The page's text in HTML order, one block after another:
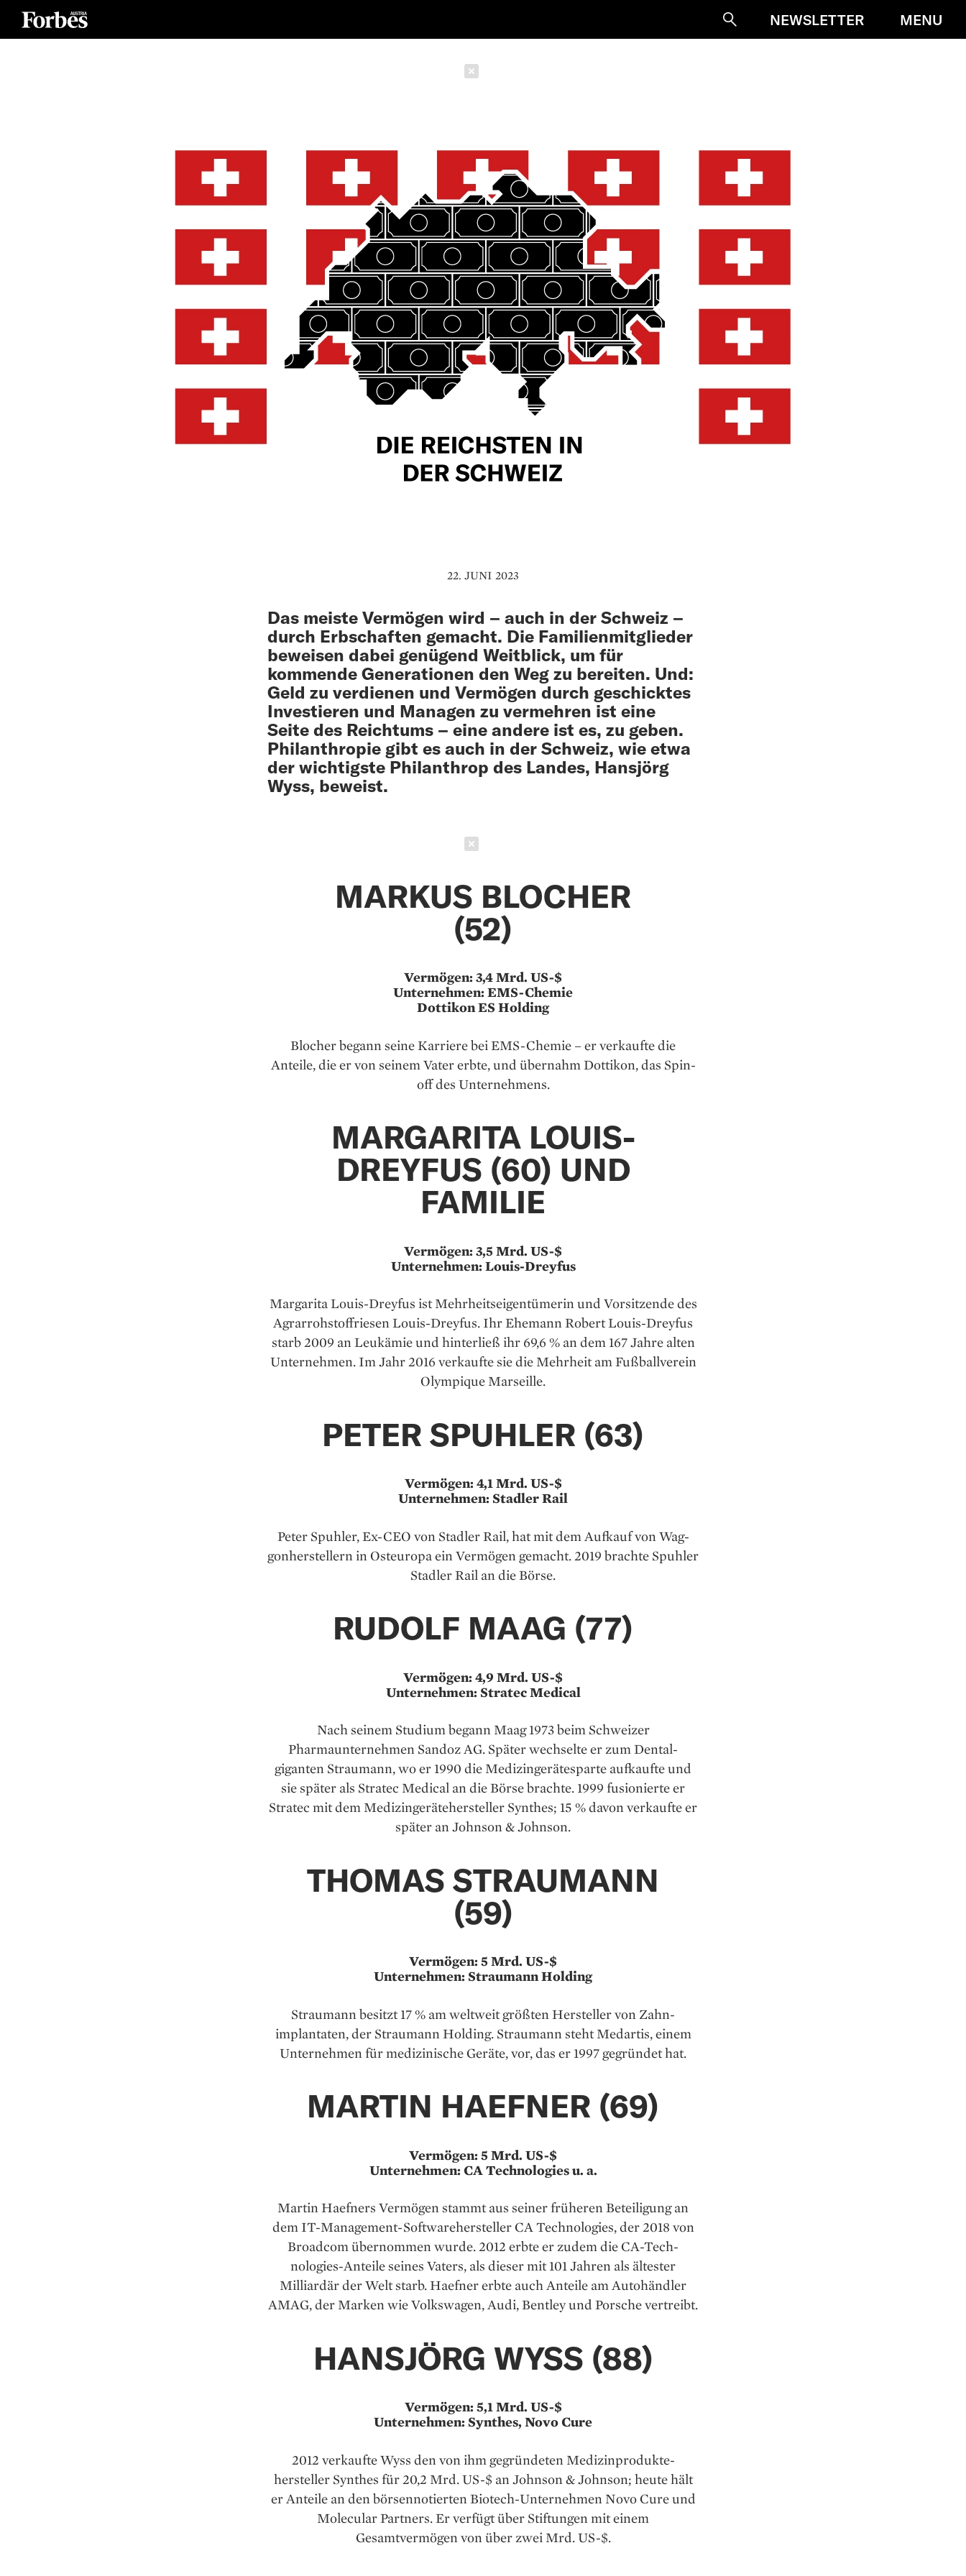
SucheNEWSLETTER MENU
22. JUNI 2023
Das meiste Vermögen wird – auch in der Schweiz –
durch Erb­schaften gemacht. Die Familienmitglieder
beweisen dabei genügend Weitblick, um für
kommende Generationen den Weg zu bereiten. Und:
Geld zu verdienen und Vermögen durch geschicktes
Investieren und Managen zu vermehren ist eine
Seite des Reichtums – eine andere ist es, zu geben.
Philanthropie gibt es auch in der Schweiz, wie etwa
der wichtigste Philanthrop des Landes, Hansjörg
Wyss, beweist.
MARKUS BLOCHER
(52)
Vermögen: 3,4 Mrd. US-$
Unternehmen: EMS-Chemie
Dottikon ES Holding
Blocher begann seine Karriere bei EMS-Chemie – er verkaufte die
Anteile, die er von seinem Vater erbte, und übernahm Dottikon, das Spin-
off des Unternehmens.
MARGARITA LOUIS-
DREYFUS (60) UND
FAMILIE
Vermögen: 3,5 Mrd. US-$
Unternehmen: Louis-Dreyfus
Margarita Louis-Dreyfus ist Mehrheitseigentümerin und Vorsitzende des
Agrarrohstoffriesen Louis-Dreyfus. Ihr Ehemann Robert Louis-­Dreyfus
starb 2009 an Leukämie und hinterließ ihr 69,6 % an dem 167 Jahre alten
Unternehmen. Im Jahr 2016 verkaufte sie die Mehrheit am Fuß­ballverein
Olympique Marseille.
PETER SPUHLER (63)
Vermögen: 4,1 Mrd. US-$
Unternehmen: Stadler Rail
Peter Spuhler, Ex-CEO von Stadler Rail, hat mit dem Aufkauf von Wag­
gonherstellern in Osteuropa ein Vermögen gemacht. 2019 brachte Spuhler
Stadler Rail an die Börse.
RUDOLF MAAG (77)
Vermögen: 4,9 Mrd. US-$
Unternehmen: Stratec Medical
Nach seinem Studium begann Maag 1973 beim Schweizer
Pharmaunternehmen Sandoz AG. Später wechselte er zum Dental­
giganten Straumann, wo er 1990 die Medizingerätesparte aufkaufte und
sie später als Stratec Medical an die Börse brachte. 1999 fusionierte er
Stratec mit dem Medizingeräte­hersteller Synthes; 15 % davon verkaufte er
später an Johnson & Johnson.
THOMAS STRAUMANN
(59)
Vermögen: 5 Mrd. US-$
Unternehmen: Straumann Holding
Straumann besitzt 17 % am welt­weit größten Hersteller von Zahn­
implantaten, der Straumann Holding. Straumann steht Medartis, einem
Unternehmen für medizinische Ge­räte, vor, das er 1997 gegründet hat.
MARTIN HAEFNER (69)
Vermögen: 5 Mrd. US-$
Unternehmen: CA Technologies u. a.
Martin Haefners Vermögen stammt aus seiner früheren Beteiligung an
dem IT-Management-Software­hersteller CA Technologies, der 2018 von
Broadcom übernommen wurde. 2012 erbte er zudem die CA-Tech­
nologies-Anteile seines Vaters, als dieser mit 101 Jahren als ältester
Milliardär der Welt starb. Haefner erbte auch Anteile am Autohändler
AMAG, der Marken wie Volkswagen, Audi, Bentley und Porsche vertreibt.
HANSJÖRG WYSS (88)
Vermögen: 5,1 Mrd. US-$
Unternehmen: Synthes, Novo Cure
2012 verkaufte Wyss den von ihm gegründeten Medizinprodukte­
hersteller Synthes für 20,2 Mrd. US-$ an Johnson & Johnson; heute hält
er Anteile an den börsennotierten Biotech-Unternehmen Novo Cure und
Molecular Partners. Er verfügt über Stiftungen mit einem
Gesamtvermögen von über zwei Mrd. US-$.